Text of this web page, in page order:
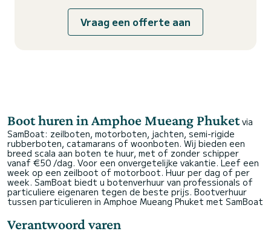
Vraag een offerte aan
Boot huren in Amphoe Mueang Phuket via
SamBoat: zeilboten, motorboten, jachten, semi-rigide
rubberboten, catamarans of woonboten. Wij bieden een
breed scala aan boten te huur, met of zonder schipper
vanaf €50 /dag. Voor een onvergetelijke vakantie. Leef een
week op een zeilboot of motorboot. Huur per dag of per
week. SamBoat biedt u botenverhuur van professionals of
particuliere eigenaren tegen de beste prijs. Bootverhuur
tussen particulieren in Amphoe Mueang Phuket met SamBoat
Verantwoord varen